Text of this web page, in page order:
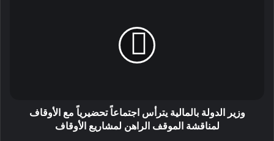
وزير الدولة بالمالية يترأس اجتماعاً تحضيرياً مع الأوقاف
لمناقشة الموقف الراهن لمشاريع الأوقاف